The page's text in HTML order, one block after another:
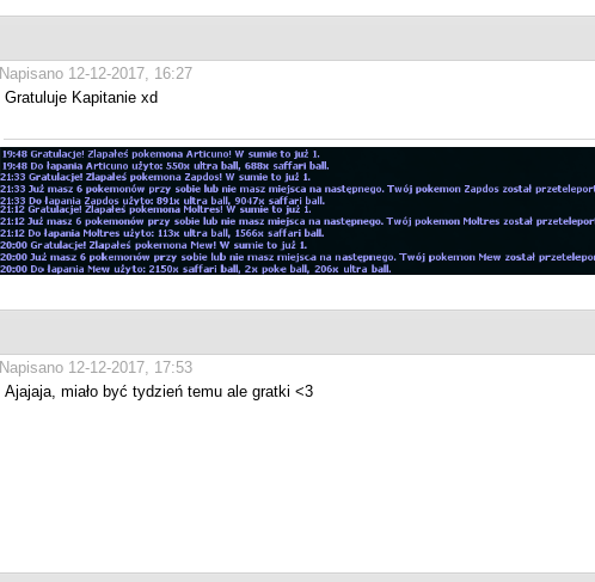
Napisano 12-12-2017, 16:27
Gratuluje Kapitanie xd
Napisano 12-12-2017, 17:53
Ajajaja, miało być tydzień temu ale gratki <3